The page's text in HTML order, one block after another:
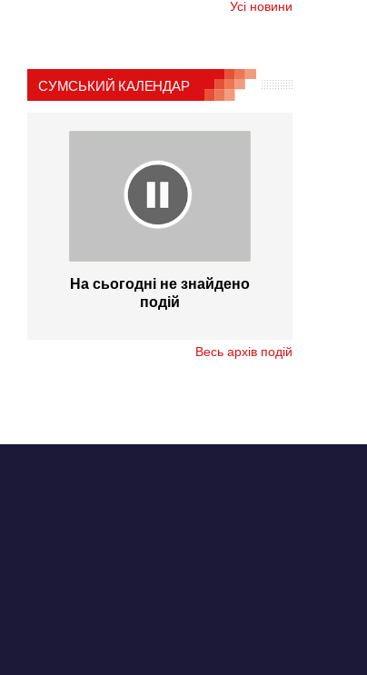
Усі новини
СУМСЬКИЙ КАЛЕНДАР
На сьогодні не знайдено
подій
Весь архів подій